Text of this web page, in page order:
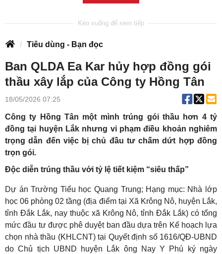
Tiêu dùng - Bạn đọc
Ban QLDA Ea Kar hủy hợp đồng gói
thầu xây lắp của Công ty Hồng Tân
18/05/2026 07:25
Công ty Hồng Tân một mình trúng gói thầu hơn 4 tỷ
đồng tại huyện Lắk nhưng vi phạm điều khoản nghiêm
trọng dẫn đến việc bị chủ đầu tư chấm dứt hợp đồng
trọn gói.
Độc diễn trúng thầu với tỷ lệ tiết kiệm “siêu thấp”
Dự án Trường Tiểu học Quang Trung; Hạng mục: Nhà lớp
học 06 phòng 02 tầng (địa điểm tại Xã Krông Nô, huyện Lắk,
tỉnh Đắk Lắk, nay thuộc xã Krông Nô, tỉnh Đắk Lắk) có tổng
mức đầu tư được phê duyệt ban đầu dựa trên Kế hoạch lựa
chọn nhà thầu (KHLCNT) tại Quyết định số 1616/QĐ-UBND
do Chủ tịch UBND huyện Lắk ông Nay Y Phú ký ngày